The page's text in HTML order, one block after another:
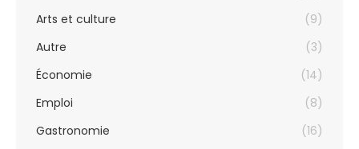
Arts et culture
(9)
Autre
(3)
Économie
(14)
Emploi
(8)
Gastronomie
(16)